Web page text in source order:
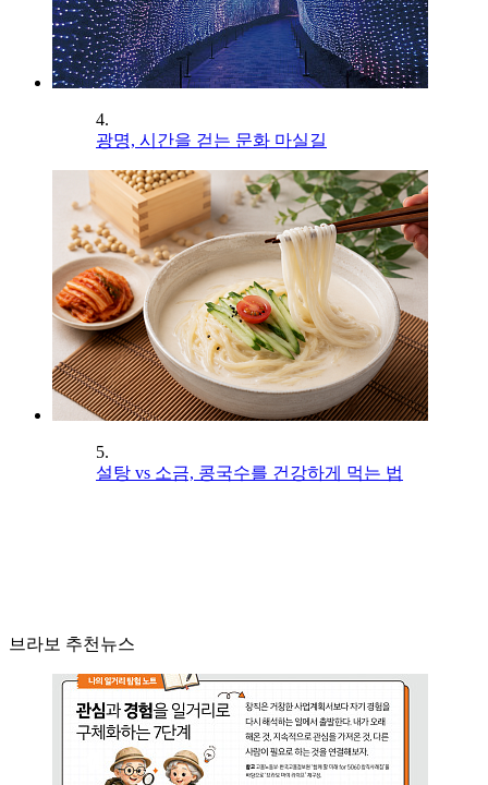
4.
광명, 시간을 걷는 문화 마실길
5.
설탕 vs 소금, 콩국수를 건강하게 먹는 법
브라보 추천뉴스